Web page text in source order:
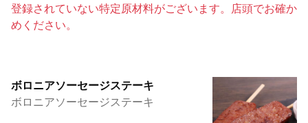
登録されていない特定原材料がございます。店頭でお確か
めください。
ボロニアソーセージステーキ
ボロニアソーセージステーキ